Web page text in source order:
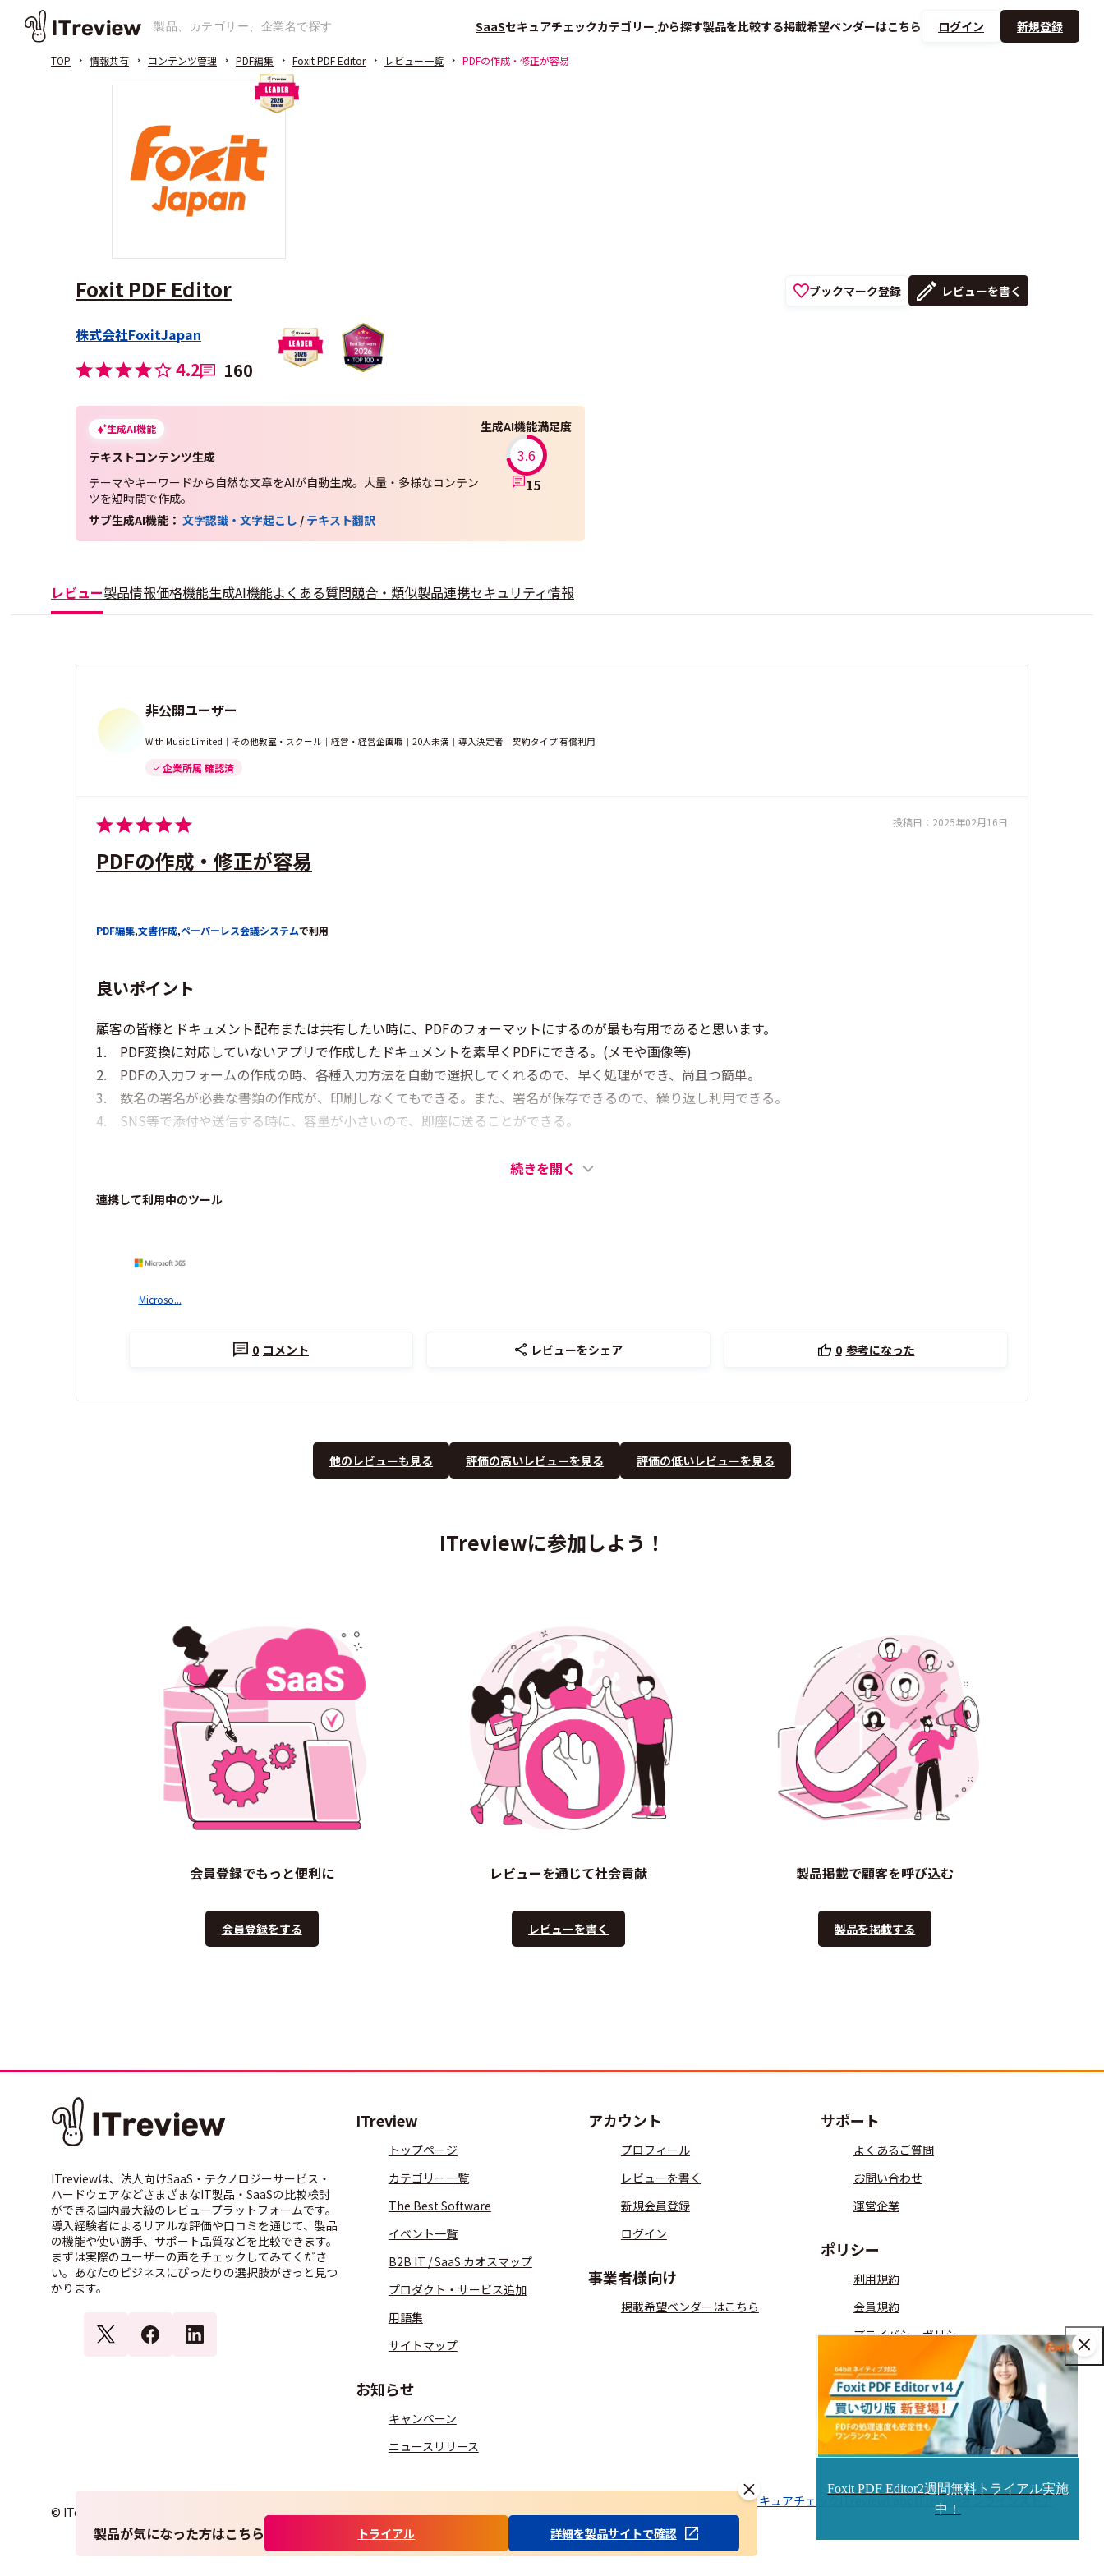
SaaSセキュアチェックカテゴリー から探す製品を比較する掲載希望ベンダーはこちら ログイン 新規登録
TOP 情報共有 コンテンツ管理 PDF編集 Foxit PDF Editor レビュー一覧 PDFの作成・修正が容易
Foxit PDF Editor
株式会社FoxitJapan
4.2 160
生成AI機能
テキストコンテンツ生成
テーマやキーワードから自然な文章をAIが自動生成。大量・多様なコンテン
ツを短時間で作成。
生成AI機能満足度
3.6
15
サブ生成AI機能： 文字認識・文字起こし / テキスト翻訳
ブックマーク登録 レビューを書く
レビュー製品情報価格機能生成AI機能よくある質問競合・類似製品連携セキュリティ情報
非公開ユーザー
With Music Limited｜その他教室・スクール｜経営・経営企画職｜20人未満｜導入決定者｜契約タイプ 有償利用
企業所属 確認済
投稿日： 2025年02月16日
PDFの作成・修正が容易
PDF編集,文書作成,ペーパーレス会議システムで利用
良いポイント
顧客の皆様とドキュメント配布または共有したい時に、PDFのフォーマットにするのが最も有用であると思います。
1. PDF変換に対応していないアプリで作成したドキュメントを素早くPDFにできる。(メモや画像等)
2. PDFの入力フォームの作成の時、各種入力方法を自動で選択してくれるので、早く処理ができ、尚且つ簡単。
3. 数名の署名が必要な書類の作成が、印刷しなくてもできる。また、署名が保存できるので、繰り返し利用できる。
4. SNS等で添付や送信する時に、容量が小さいので、即座に送ることができる。
続きを開く
連携して利用中のツール
Microso...
0 コメント レビューをシェア 0 参考になった
他のレビューも見る 評価の高いレビューを見る 評価の低いレビューを見る
製品が気になった方はこちら トライアル 詳細を製品サイトで確認
ITreviewに参加しよう！
会員登録でもっと便利に
会員登録をする
レビューを通じて社会貢献
レビューを書く
製品掲載で顧客を呼び込む
製品を掲載する
Foxit PDF Editor2週間無料トライアル実施
中！
ITreviewは、法人向けSaaS・テクノロジーサービス・
ハードウェアなどさまざまなIT製品・SaaSの比較検討
ができる国内最大級のレビュープラットフォームです。
導入経験者によるリアルな評価や口コミを通じて、製品
の機能や使い勝手、サポート品質などを比較できます。
まずは実際のユーザーの声をチェックしてみてくださ
い。あなたのビジネスにぴったりの選択肢がきっと見つ
かります。
ITreview
トップページ
カテゴリー一覧
The Best Software
イベント一覧
B2B IT / SaaS カオスマップ
プロダクト・サービス追加
用語集
サイトマップ
お知らせ
キャンペーン
ニュースリリース
アカウント
プロフィール
レビューを書く
新規会員登録
ログイン
事業者様向け
掲載希望ベンダーはこちら
サポート
よくあるご質問
お問い合わせ
運営企業
ポリシー
利用規約
会員規約
プライバシーポリシー
コミュニティガイドライン
ITreview Gridの算出方法
匿名加工情報
© ITcrowd Corp. All Rights Reserved.
SaaSセキュアチェック ITreviewオンラインストア